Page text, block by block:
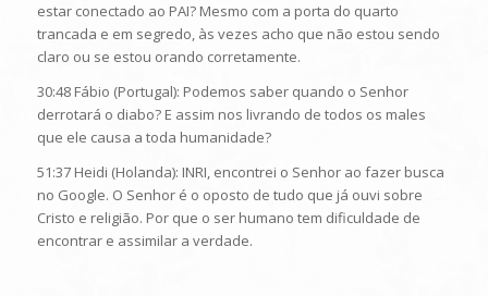
estar conectado ao PAI? Mesmo com a porta do quarto
trancada e em segredo, às vezes acho que não estou sendo
claro ou se estou orando corretamente.
30:48 Fábio (Portugal): Podemos saber quando o Senhor
derrotará o diabo? E assim nos livrando de todos os males
que ele causa a toda humanidade?
51:37 Heidi (Holanda): INRI, encontrei o Senhor ao fazer busca
no Google. O Senhor é o oposto de tudo que já ouvi sobre
Cristo e religião. Por que o ser humano tem dificuldade de
encontrar e assimilar a verdade.